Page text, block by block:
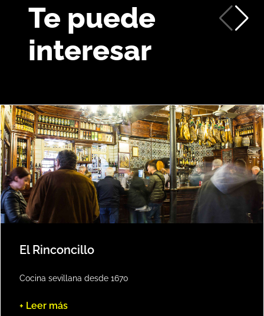
Te puede
interesar
El Rinconcillo
Cocina sevillana desde 1670
+ Leer más